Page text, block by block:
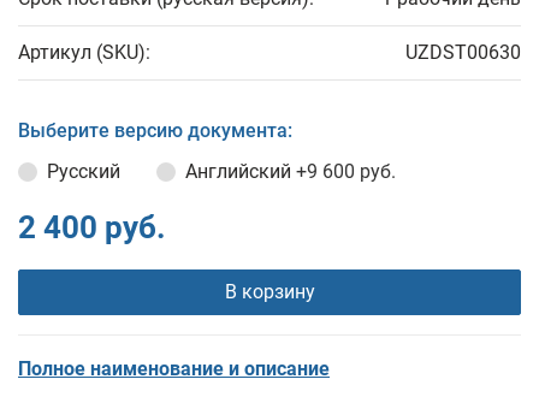
Артикул (SKU): UZDST00630
Выберите версию документа:
Русский
Английский +9 600 руб.
2 400 руб.
В корзину
Полное наименование и описание